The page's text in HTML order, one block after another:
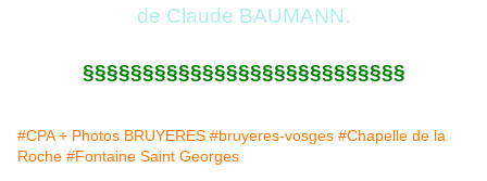
de Claude BAUMANN.
§§§§§§§§§§§§§§§§§§§§§§§§§§§
#CPA + Photos BRUYERES #bruyeres-vosges #Chapelle de la
Roche #Fontaine Saint Georges